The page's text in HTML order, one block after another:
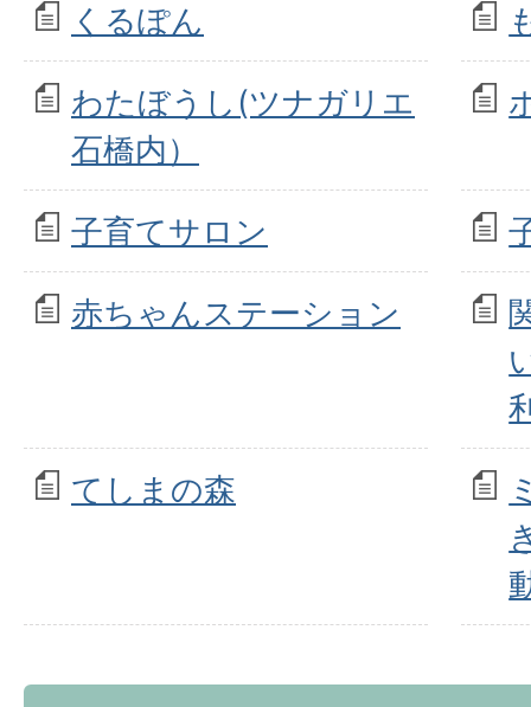
くるぽん
わたぼうし(ツナガリエ
石橋内）
子育てサロン
赤ちゃんステーション
てしまの森